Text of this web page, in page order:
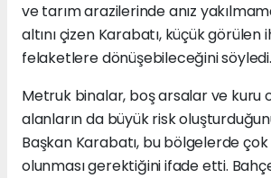
ve tarım arazilerinde anız
altını çizen Karabatı, küçük
felaketlere dönüşebileceğini söyledi.
Metruk binalar, boş arsalar ve kuru
alanların da büyük risk
Başkan Karabatı, bu bölgelerde
olunması gerektiğini ifade etti.